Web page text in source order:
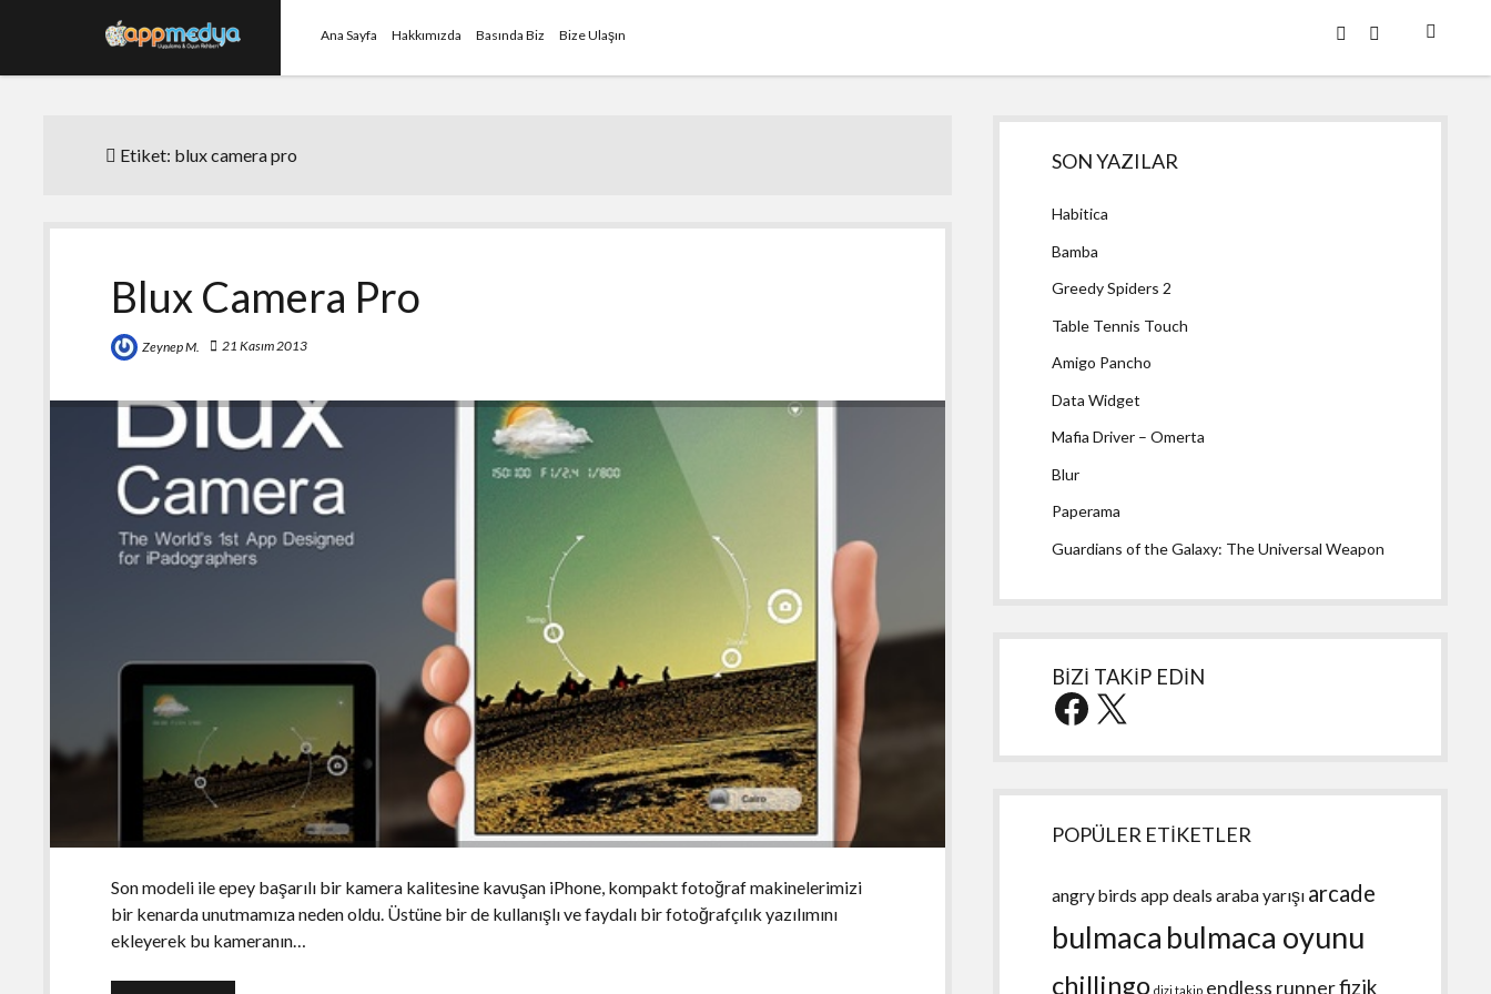
Ana Sayfa Hakkımızda Basında Biz Bize Ulaşın twitterfacebook
Etiket: blux camera pro
Blux Camera Pro
Zeynep M. 21 Kasım 2013
Son modeli ile epey başarılı bir kamera kalitesine kavuşan iPhone, kompakt fotoğraf makinelerimizi
bir kenarda unutmamıza neden oldu. Üstüne bir de kullanışlı ve faydalı bir fotoğrafçılık yazılımını
ekleyerek bu kameranın…
Yan
Menü
SON YAZILAR
Habitica
Bamba
Greedy Spiders 2
Table Tennis Touch
Amigo Pancho
Data Widget
Mafia Driver – Omerta
Blur
Paperama
Guardians of the Galaxy: The Universal Weapon
BİZİ TAKİP EDİN
Facebook
X
POPÜLER ETİKETLER
angry birds app deals araba yarışı arcade
bulmaca bulmaca oyunu
chillingo dizi takip endless runnerfizik